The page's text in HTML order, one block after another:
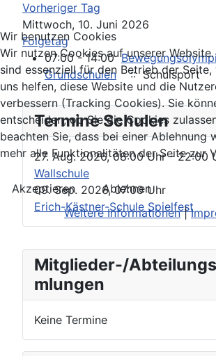
Mitglieder-/
mlungen
Keine Termine
Vorheriger Tag
Mittwoch, 10. Juni 2026
Folgetag
07:00 - 14:00
Grundschulen :: Schulsport
Termine Schulen
27. Aug. 2026,08:00 Uhr - 22:00
Wallschule
09. Sep. 2026,07:00 Uhr
Erich-Kästner-Schule Spielfest
Wir benutzen Cookies
Wir nutzen Cookies auf unserer
sind essenziell für den Betrieb der
uns helfen, diese Website und die
verbessern (Tracking Cookies). Sie
entscheiden, ob Sie die Cookies
beachten Sie, dass bei einer Ablehnung
mehr alle Funktionalitäten der Seite zur
Akzeptieren
Ablehnen
Weitere Informationen|